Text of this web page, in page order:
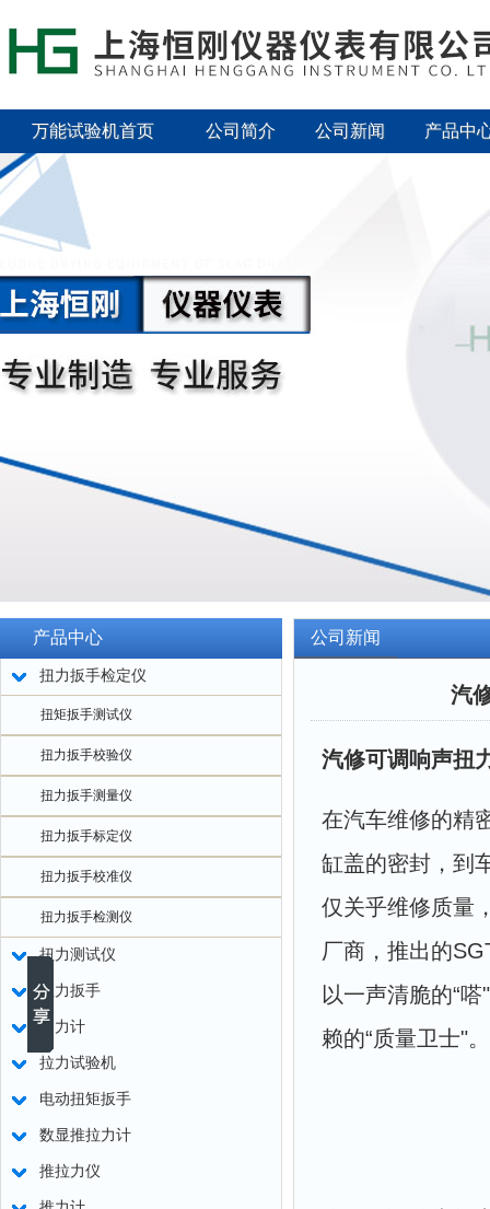
万能试验机首页 公司简介 公司新闻 产品中
产品中心
扭力扳手检定仪
扭矩扳手测试仪
扭力扳手校验仪
扭力扳手测量仪
扭力扳手标定仪
扭力扳手校准仪
扭力扳手检测仪
扭力测试仪
扭力扳手
测力计
拉力试验机
电动扭矩扳手
数显推拉力计
推拉力仪
公司新闻
汽
汽修可调响声扭
在汽车维修的精
缸盖的密封，到
仅关乎维修质量
厂商，推出的
以一声清脆的“
赖的“质量卫士"。